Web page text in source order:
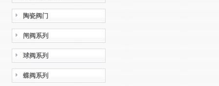
陶瓷阀门
闸阀系列
球阀系列
蝶阀系列